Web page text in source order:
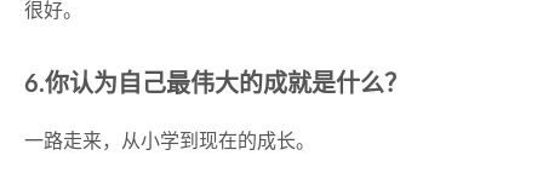
很好。
6.你认为自己最伟大的成就是什么？
一路走来，从小学到现在的成长。